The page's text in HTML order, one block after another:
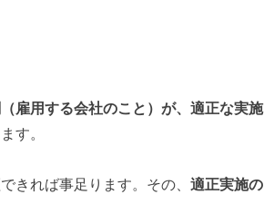
雇用する会社のこと）が、適正な実施
す。
きれば事足ります。その、 適正実施の